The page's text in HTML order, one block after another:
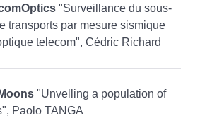
"Surveillance du sous-
transports par mesure sismique
telecom", Cédric Richard
"Unvelling a population of
Paolo TANGA